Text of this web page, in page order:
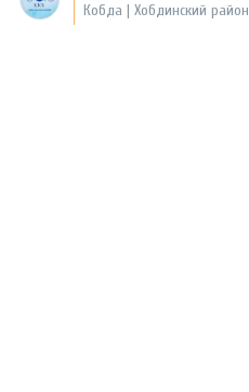
Кобда | Хобдинский район